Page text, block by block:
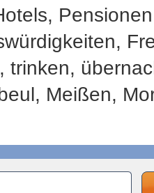
trinken,
Meißen,